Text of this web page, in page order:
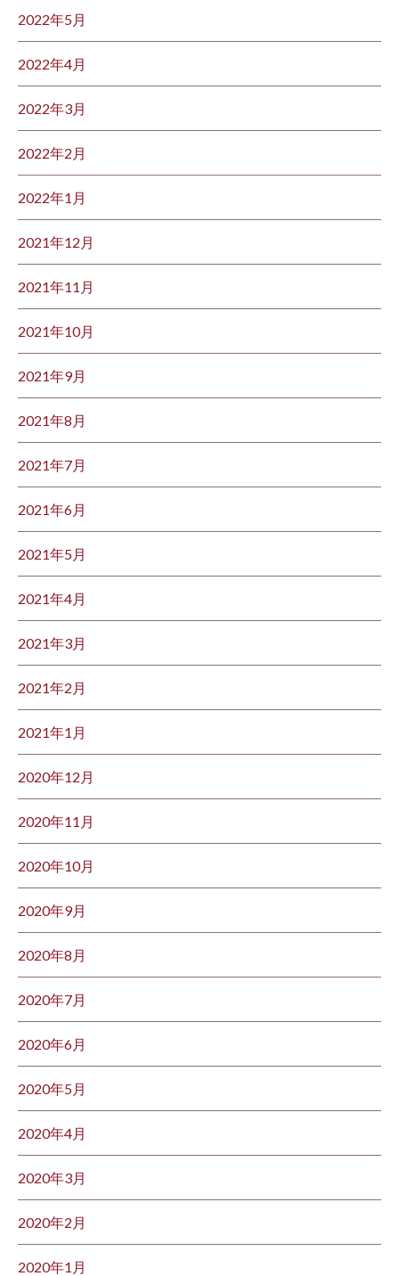
2022年5月
2022年4月
2022年3月
2022年2月
2022年1月
2021年12月
2021年11月
2021年10月
2021年9月
2021年8月
2021年7月
2021年6月
2021年5月
2021年4月
2021年3月
2021年2月
2021年1月
2020年12月
2020年11月
2020年10月
2020年9月
2020年8月
2020年7月
2020年6月
2020年5月
2020年4月
2020年3月
2020年2月
2020年1月